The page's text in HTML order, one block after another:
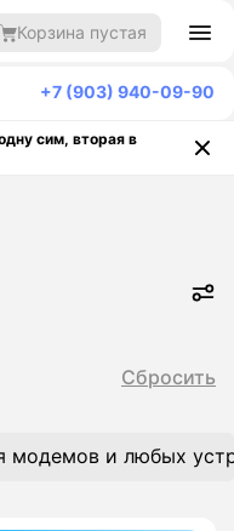
Корзина пустая
+7 (903) 940-09-90
сим, вторая в
Сбросить
модемов и любых